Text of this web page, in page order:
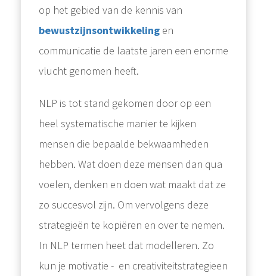
op het gebied van de kennis van
bewustzijnsontwikkeling en
communicatie de laatste jaren een enorme
vlucht genomen heeft.
NLP is tot stand gekomen door op een
heel systematische manier te kijken
mensen die bepaalde bekwaamheden
hebben. Wat doen deze mensen dan qua
voelen, denken en doen wat maakt dat ze
zo succesvol zijn. Om vervolgens deze
strategieën te kopiëren en over te nemen.
In NLP termen heet dat modelleren. Zo
kun je motivatie - en creativiteitstrategieen